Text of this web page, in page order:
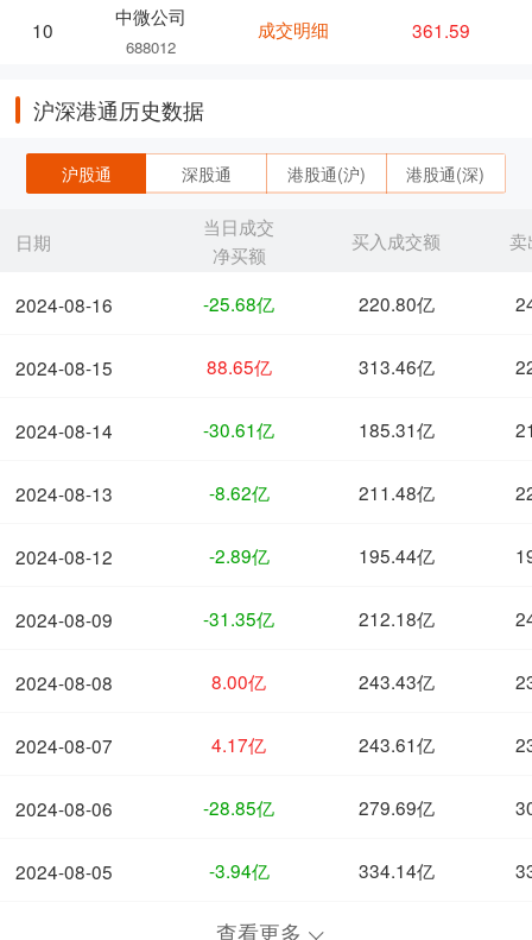
10
中微公司
688012
成交明细 361.59
沪深港通历史数据
沪股通 深股通 港股通(沪) 港股通(深)
日期
2024-08-16
2024-08-15
2024-08-14
2024-08-13
2024-08-12
2024-08-09
2024-08-08
2024-08-07
2024-08-06
2024-08-05
当日成交
净买额
买入成交额 卖
-25.68亿 220.80亿
88.65亿 313.46亿
-30.61亿 185.31亿
-8.62亿 211.48亿
-2.89亿 195.44亿
-31.35亿 212.18亿
8.00亿 243.43亿
4.17亿 243.61亿
-28.85亿 279.69亿
-3.94亿 334.14亿
查看更多